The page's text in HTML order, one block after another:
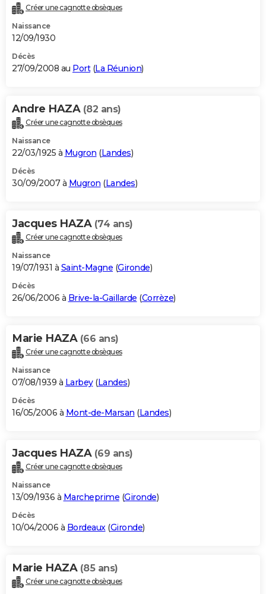
Créer une cagnotte obsèques
Naissance
12/09/1930
Décès
27/09/2008 au Port(La Réunion)
Andre HAZA (82 ans)
Créer une cagnotte obsèques
Naissance
22/03/1925 à Mugron (Landes)
Décès
30/09/2007 à Mugron (Landes)
Jacques HAZA (74 ans)
Créer une cagnotte obsèques
Naissance
19/07/1931 à Saint-Magne (Gironde)
Décès
26/06/2006 à Brive-la-Gaillarde (Corrèze)
Marie HAZA (66 ans)
Créer une cagnotte obsèques
Naissance
07/08/1939 à Larbey(Landes)
Décès
16/05/2006 à Mont-de-Marsan (Landes)
Jacques HAZA (69 ans)
Créer une cagnotte obsèques
Naissance
13/09/1936 à Marcheprime (Gironde)
Décès
10/04/2006 à Bordeaux(Gironde)
Marie HAZA (85 ans)
Créer une cagnotte obsèques